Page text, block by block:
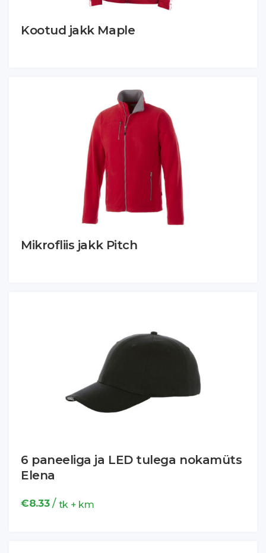
Kootud jakk Maple
Mikrofliis jakk Pitch
6 paneeliga ja LED tulega nokamüts
Elena
€8.33/ tk + km